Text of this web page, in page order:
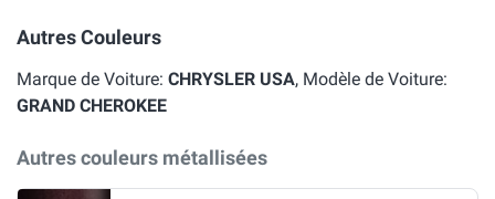
Autres Couleurs
Marque de Voiture: CHRYSLER USA, Modèle de Voiture:
GRAND CHEROKEE
Autres couleurs métallisées